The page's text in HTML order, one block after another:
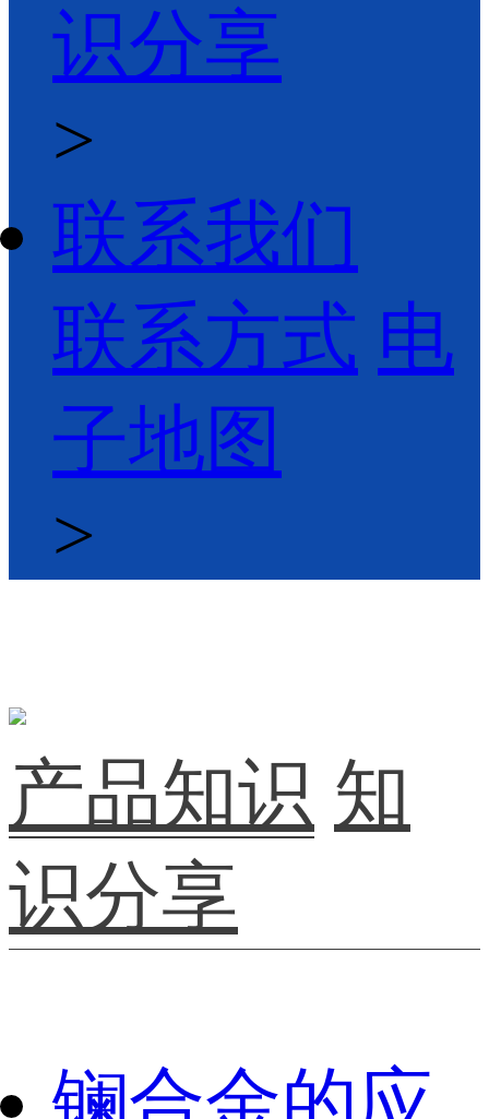
识分享
>
联系我们
联系方式 电
子地图
>
产品知识 知
识分享